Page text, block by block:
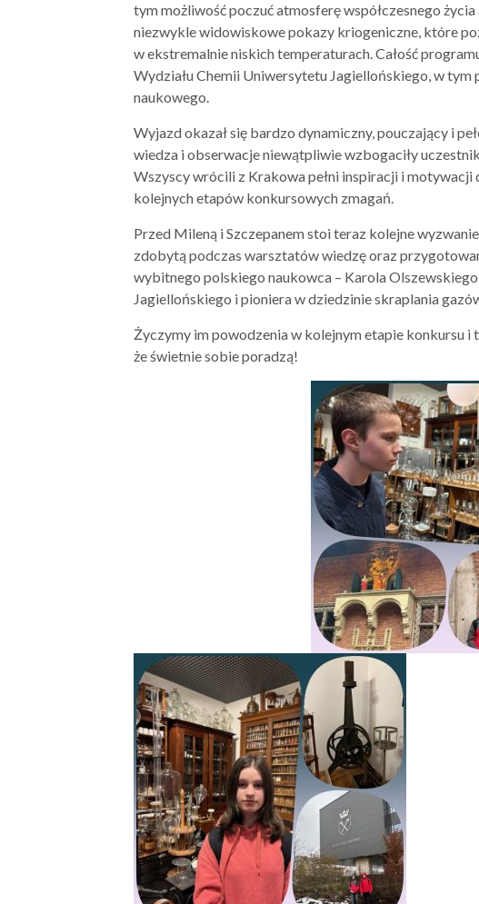
tym możliwość poczuć atmosferę współczesnego
niezwykle widowiskowe pokazy kriogeniczne, które
w ekstremalnie niskich temperaturach. Całość
Wydziału Chemii Uniwersytetu Jagiellońskiego, w
naukowego.
Wyjazd okazał się bardzo dynamiczny, pouczający i
wiedza i obserwacje niewątpliwie wzbogaciły
Wszyscy wrócili z Krakowa pełni inspiracji i
kolejnych etapów konkursowych zmagań.
Przed Mileną i Szczepanem stoi teraz kolejne
zdobytą podczas warsztatów wiedzę oraz
wybitnego polskiego naukowca – Karola
Jagiellońskiego i pioniera w dziedzinie skraplania
Życzymy im powodzenia w kolejnym etapie konkursu
że świetnie sobie poradzą!